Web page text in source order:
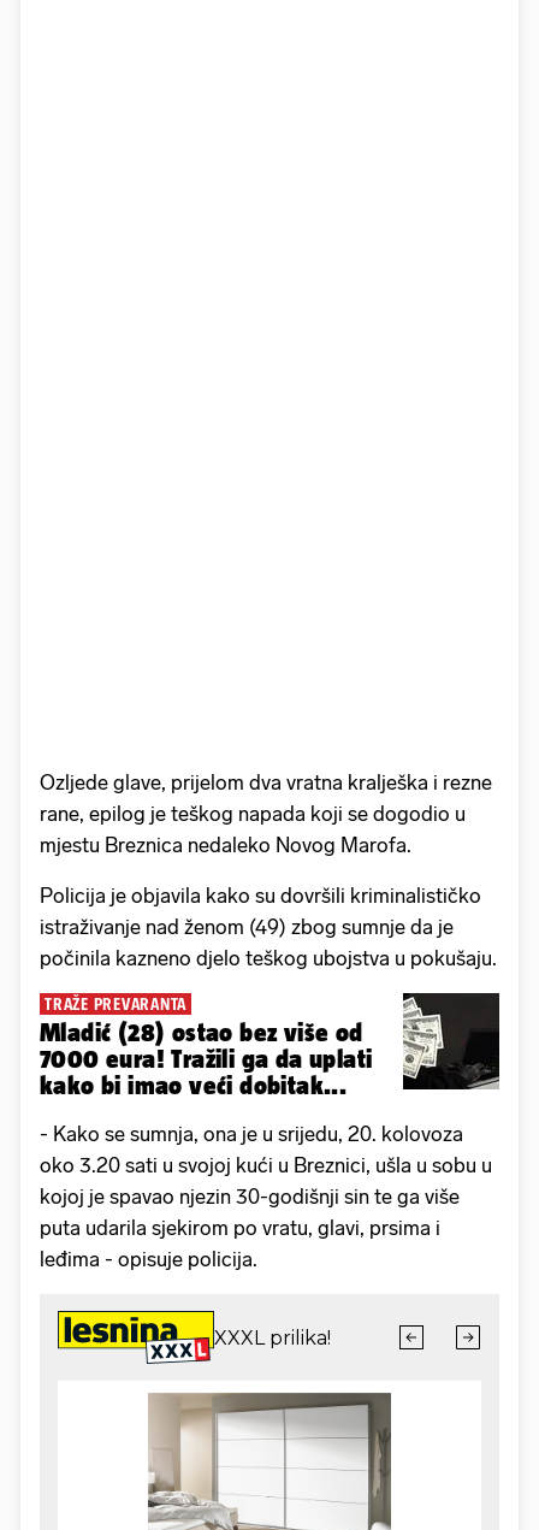
Ozljede glave, prijelom dva vratna kralješka i rezne
rane, epilog je teškog napada koji se dogodio u
mjestu Breznica nedaleko Novog Marofa.
Policija je objavila kako su dovršili kriminalističko
istraživanje nad ženom (49) zbog sumnje da je
počinila kazneno djelo teškog ubojstva u pokušaju.
TRAŽE PREVARANTA
Mladić (28) ostao bez više od
7000 eura! Tražili ga da uplati
kako bi imao veći dobitak...
- Kako se sumnja, ona je u srijedu, 20. kolovoza
oko 3.20 sati u svojoj kući u Breznici, ušla u sobu u
kojoj je spavao njezin 30-godišnji sin te ga više
puta udarila sjekirom po vratu, glavi, prsima i
leđima - opisuje policija.